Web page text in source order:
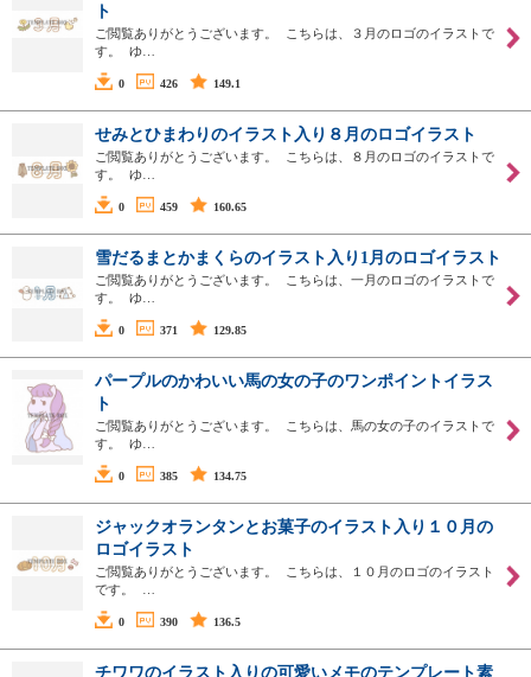
ト
ご閲覧ありがとうございます。 こちらは、３月のロゴのイラストで
す。 ゆ…
0 426 149.1
せみとひまわりのイラスト入り８月のロゴイラスト
ご閲覧ありがとうございます。 こちらは、８月のロゴのイラストで
す。 ゆ…
0 459 160.65
雪だるまとかまくらのイラスト入り1月のロゴイラスト
ご閲覧ありがとうございます。 こちらは、一月のロゴのイラストで
す。 ゆ…
0 371 129.85
パープルのかわいい馬の女の子のワンポイントイラス
ト
ご閲覧ありがとうございます。 こちらは、馬の女の子のイラストで
す。 ゆ…
0 385 134.75
ジャックオランタンとお菓子のイラスト入り１０月の
ロゴイラスト
ご閲覧ありがとうございます。 こちらは、１０月のロゴのイラスト
です。 …
0 390 136.5
チワワのイラスト入りの可愛いメモのテンプレート素